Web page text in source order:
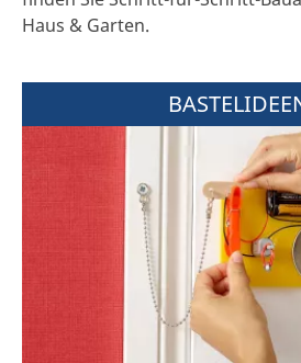
Haus & Garten.